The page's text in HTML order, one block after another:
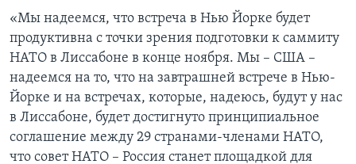
«Мы надеемся, что встреча в Нью Йорке будет
продуктивна с точки зрения подготовки к саммиту
НАТО в Лиссабоне в конце ноября. Мы – США –
надеемся на то, что на завтрашней встрече в Нью-
Йорке и на встречах, которые, надеюсь, будут у нас
в Лиссабоне, будет достигнуто принципиальное
соглашение между 29 странами-членами НАТО,
что совет НАТО – Россия станет площадкой для